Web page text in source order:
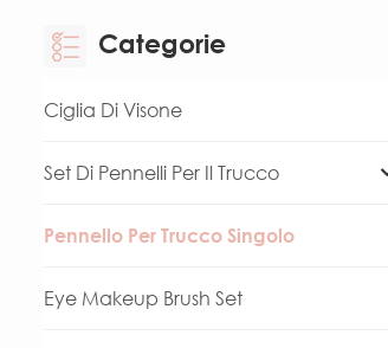
Categorie
Ciglia Di Visone
Set Di Pennelli Per Il Trucco
Pennello Per Trucco Singolo
Eye Makeup Brush Set